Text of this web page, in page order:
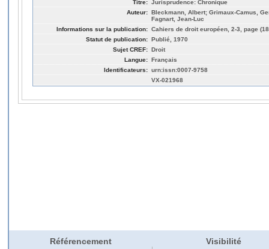
Titre: Jurisprudence: Chronique
Auteur: Bleckmann, Albert; Grimaux-Camus,
Fagnart, Jean-Luc
Informations sur la publication: Cahiers de droit européen, 2-3, page
Statut de publication: Publié, 1970
Sujet CREF: Droit
Langue: Français
Identificateurs: urn:issn:0007-9758
VX-021968
Référencement Visibilité